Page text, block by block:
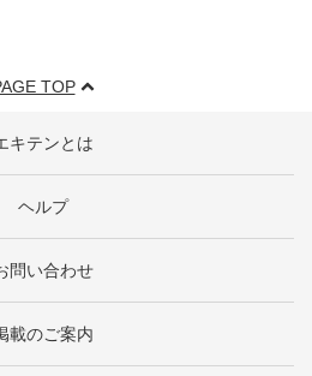
TOP
キテンとは
ヘルプ
問い合わせ
載のご案内